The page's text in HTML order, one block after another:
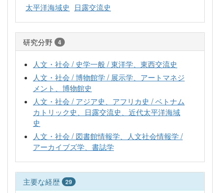
太平洋海域史 日露交流史
研究分野 4
人文・社会 / 史学一般 / 東洋学、東西交流史
人文・社会 / 博物館学 / 展示学、アートマネジ
メント、博物館史
人文・社会 / アジア史、アフリカ史 / ベトナム
カトリック史、日露交流史、近代太平洋海域
史
人文・社会 / 図書館情報学、人文社会情報学 /
アーカイブズ学、書誌学
主要な経歴 29